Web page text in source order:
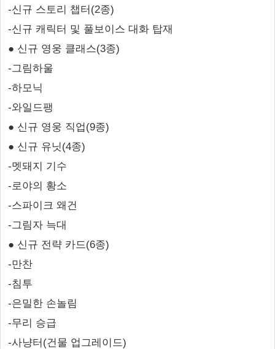
-신규 스토리 챕터(2종)
-신규 캐릭터 및 풀보이스 대화 탑재
● 신규 영웅 클래스(3종)
-그림하울
-하모닉
-와일드팽
● 신규 영웅 직업(9종)
● 신규 유닛(4종)
-멧돼지 기수
-로야의 황소
-스파이크 왜건
-그림자 늑대
● 신규 전략 카드(6종)
-만찬
-침투
-은밀한 손놀림
-무리 승급
-사냥터(건물 업그레이드)